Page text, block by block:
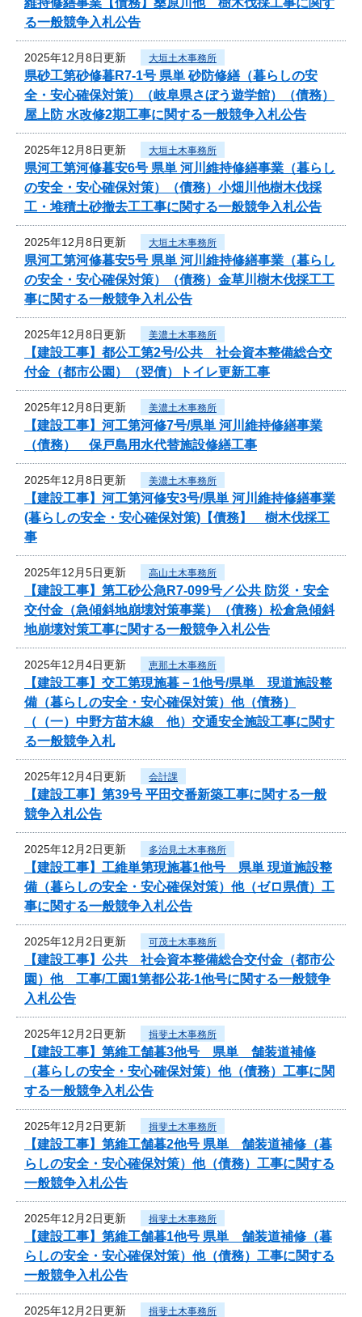
る一般競争入札公告
2025年12月8日更新 大垣土木事務所
県砂工第砂修暮R7-1号 県単 砂防修繕（暮らしの安
全・安心確保対策）（岐阜県さぼう遊学館）（債務）
屋上防 水改修2期工事に関する一般競争入札公告
2025年12月8日更新 大垣土木事務所
県河工第河修暮安6号 県単 河川維持修繕事業（暮らし
の安全・安心確保対策）（債務）小畑川他樹木伐採
工・堆積土砂撤去工工事に関する一般競争入札公告
2025年12月8日更新 大垣土木事務所
県河工第河修暮安5号 県単 河川維持修繕事業（暮らし
の安全・安心確保対策）（債務）金草川樹木伐採工工
事に関する一般競争入札公告
2025年12月8日更新 美濃土木事務所
【建設工事】都公工第2号/公共 社会資本整備総合交
付金（都市公園）（翌債）トイレ更新工事
2025年12月8日更新 美濃土木事務所
【建設工事】河工第河修7号/県単 河川維持修繕事業
（債務） 保戸島用水代替施設修繕工事
2025年12月8日更新 美濃土木事務所
【建設工事】河工第河修安3号/県単 河川維持修繕事業
(暮らしの安全・安心確保対策)【債務】 樹木伐採工
事
2025年12月5日更新 高山土木事務所
【建設工事】第工砂公急R7-099号／公共 防災・安全
交付金（急傾斜地崩壊対策事業）（債務）松倉急傾斜
地崩壊対策工事に関する一般競争入札公告
2025年12月4日更新 恵那土木事務所
【建設工事】交工第現施暮－1他号/県単 現道施設整
備（暮らしの安全・安心確保対策）他（債務）
（（一）中野方苗木線 他）交通安全施設工事に関す
る一般競争入札
2025年12月4日更新 会計課
【建設工事】第39号 平田交番新築工事に関する一般
競争入札公告
2025年12月2日更新 多治見土木事務所
【建設工事】工維単第現施暮1他号 県単 現道施設整
備（暮らしの安全・安心確保対策）他（ゼロ県債）工
事に関する一般競争入札公告
2025年12月2日更新 可茂土木事務所
【建設工事】公共 社会資本整備総合交付金（都市公
園）他 工事/工園1第都公花-1他号に関する一般競争
入札公告
2025年12月2日更新 揖斐土木事務所
【建設工事】第維工舗暮3他号 県単 舗装道補修
（暮らしの安全・安心確保対策）他（債務）工事に関
する一般競争入札公告
2025年12月2日更新 揖斐土木事務所
【建設工事】第維工舗暮2他号 県単 舗装道補修（暮
らしの安全・安心確保対策）他（債務）工事に関する
一般競争入札公告
2025年12月2日更新 揖斐土木事務所
【建設工事】第維工舗暮1他号 県単 舗装道補修（暮
らしの安全・安心確保対策）他（債務）工事に関する
一般競争入札公告
2025年12月2日更新 揖斐土木事務所